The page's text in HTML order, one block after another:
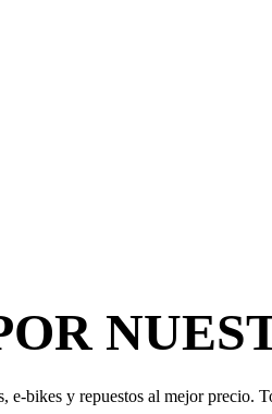
e-bikes y repuestos al mejor precio.